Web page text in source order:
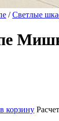
/Светлые
корзину